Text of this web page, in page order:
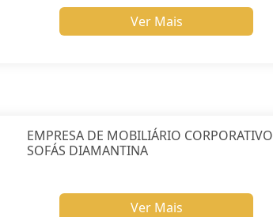
Ver Mais
EMPRESA DE MOBILIÁRIO CORPORATIVO
SOFÁS DIAMANTINA
Ver Mais